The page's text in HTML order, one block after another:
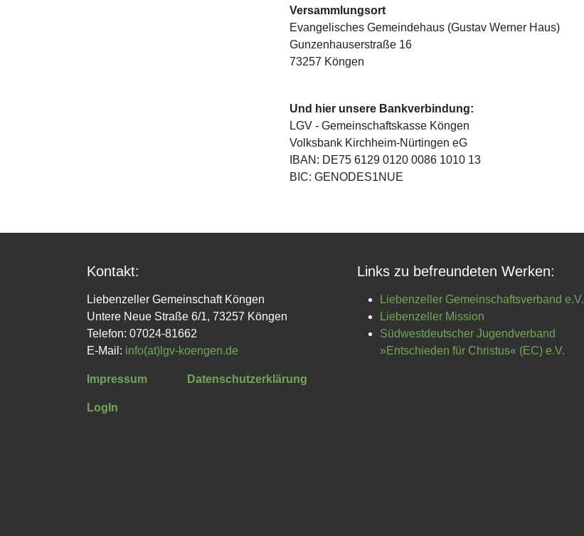
Versammlungsort
Evangelisches Gemeindehaus (Gustav Werner Haus)
Gunzenhauserstraße 16
73257 Köngen
Und hier unsere Bankverbindung:
LGV - Gemeinschaftskasse Köngen
Volksbank Kirchheim-Nürtingen eG
IBAN: DE75 6129 0120 0086 1010 13
BIC: GENODES1NUE
Kontakt:
Liebenzeller Gemeinschaft Köngen
Untere Neue Straße 6/1, 73257 Köngen
Telefon: 07024-81662
E-Mail: info(at)lgv-koengen.de
Impressum Datenschutzerklärung
LogIn
Links zu befreundeten Werken:
Liebenzeller Gemeinschaftsverband e.V.
Liebenzeller Mission
Südwestdeutscher Jugendverband
»Entschieden für Christus« (EC) e.V.